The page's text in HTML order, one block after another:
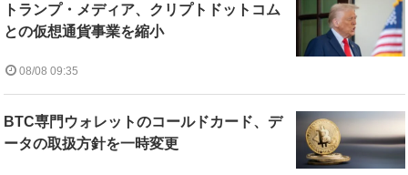
トランプ・メディア、クリプトドットコム
との仮想通貨事業を縮小
08/08 09:35
BTC専門ウォレットのコールドカード、デ
ータの取扱方針を一時変更